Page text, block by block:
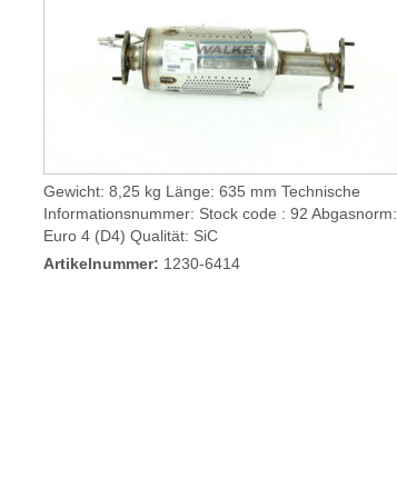
Gewicht: 8,25 kg Länge: 635 mm Technische
Informationsnummer: Stock code : 92 Abgasnorm:
Euro 4 (D4) Qualität: SiC
Artikelnummer: 1230-6414